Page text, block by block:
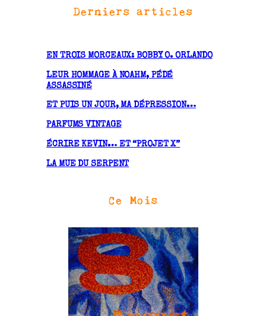
v
s
Derniers articles
EN TROIS MORCEAUX: BOBBY O. ORLANDO
LEUR HOMMAGE À NOAHM, PÉDÉ
ASSASSINÉ
ET PUIS UN JOUR, MA DÉPRESSION…
PARFUMS VINTAGE
ÉCRIRE KEVIN… ET “PROJET X”
LA MUE DU SERPENT
Ce Mois